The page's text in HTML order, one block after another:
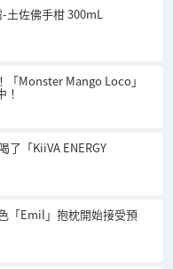
土佐佛手柑 300mL
Monster Mango Loco」
！
了「KiiVA ENERGY
「Emil」抱枕開始接受預